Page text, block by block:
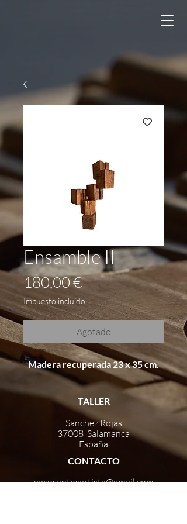
Ensamble II
180,00 €Precio
Impuesto incluido
Agotado
Madera recuperada 23 x 35 cm.
TALLER
Sanchez Rojas
37008 Salamanca
España
CONTACTO
pacosantosartista@gmail.com